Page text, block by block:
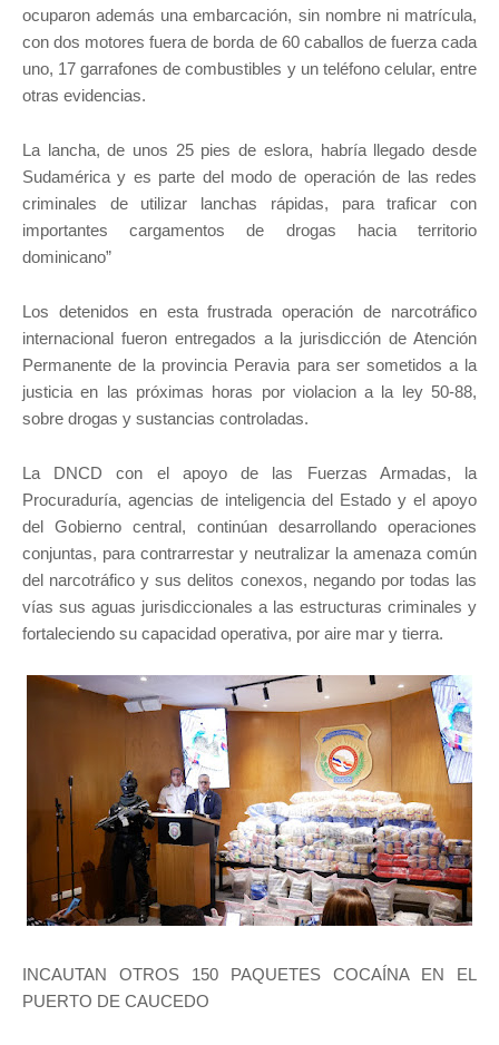
ocuparon además una embarcación, sin nombre ni matrícula,
con dos motores fuera de borda de 60 caballos de fuerza cada
uno, 17 garrafones de combustibles y un teléfono celular, entre
otras evidencias.
La lancha, de unos 25 pies de eslora, habría llegado desde
Sudamérica y es parte del modo de operación de las redes
criminales de utilizar lanchas rápidas, para traficar con
importantes cargamentos de drogas hacia territorio
dominicano”
Los detenidos en esta frustrada operación de narcotráfico
internacional fueron entregados a la jurisdicción de Atención
Permanente de la provincia Peravia para ser sometidos a la
justicia en las próximas horas por violacion a la ley 50-88,
sobre drogas y sustancias controladas.
La DNCD con el apoyo de las Fuerzas Armadas, la
Procuraduría, agencias de inteligencia del Estado y el apoyo
del Gobierno central, continúan desarrollando operaciones
conjuntas, para contrarrestar y neutralizar la amenaza común
del narcotráfico y sus delitos conexos, negando por todas las
vías sus aguas jurisdiccionales a las estructuras criminales y
fortaleciendo su capacidad operativa, por aire mar y tierra.
INCAUTAN OTROS 150 PAQUETES COCAÍNA EN EL
PUERTO DE CAUCEDO